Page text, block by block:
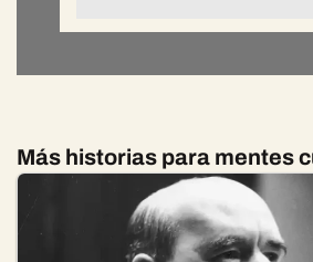
Más historias para mentes